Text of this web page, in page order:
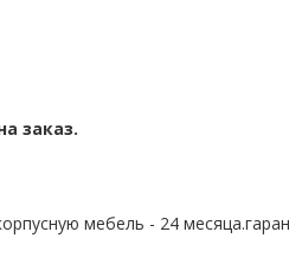
заказ.
мебель - 24